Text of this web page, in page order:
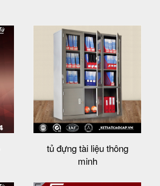
tủ đựng tài liệu thông
minh